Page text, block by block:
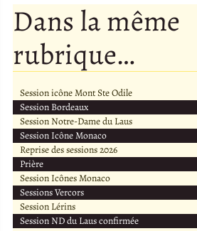
Dans la même
rubrique…
Session icône Mont Ste Odile
Session Bordeaux
Session Notre-Dame du Laus
Session Icône Monaco
Reprise des sessions 2026
Prière
Session Icônes Monaco
Sessions Vercors
Session Lérins
Session ND du Laus confirmée